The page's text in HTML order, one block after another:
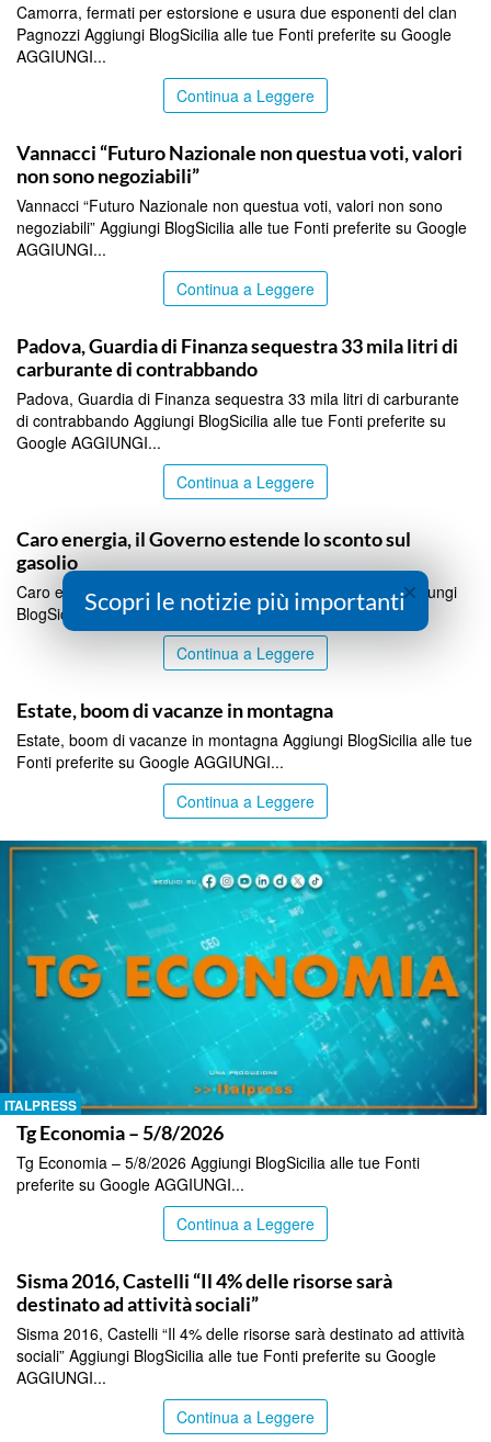
Camorra, fermati per estorsione e usura due esponenti del clan
Pagnozzi Aggiungi BlogSicilia alle tue Fonti preferite su Google
AGGIUNGI...
Continua a Leggere
Vannacci “Futuro Nazionale non questua voti, valori
non sono negoziabili”
Vannacci “Futuro Nazionale non questua voti, valori non sono
negoziabili” Aggiungi BlogSicilia alle tue Fonti preferite su Google
AGGIUNGI...
Continua a Leggere
Padova, Guardia di Finanza sequestra 33 mila litri di
carburante di contrabbando
Padova, Guardia di Finanza sequestra 33 mila litri di carburante
di contrabbando Aggiungi BlogSicilia alle tue Fonti preferite su
Google AGGIUNGI...
Continua a Leggere
Caro energia, il Governo estende lo sconto sul
gasolio
Caro energia, il Governo estende lo sconto sul gasolio Aggiungi
BlogSicilia alle tue Fonti preferite su Google AGGIUNGI...
Continua a Leggere
Estate, boom di vacanze in montagna
Estate, boom di vacanze in montagna Aggiungi BlogSicilia alle tue
Fonti preferite su Google AGGIUNGI...
Continua a Leggere
ITALPRESS
Tg Economia – 5/8/2026
Tg Economia – 5/8/2026 Aggiungi BlogSicilia alle tue Fonti
preferite su Google AGGIUNGI...
Continua a Leggere
Sisma 2016, Castelli “Il 4% delle risorse sarà
destinato ad attività sociali”
Sisma 2016, Castelli “Il 4% delle risorse sarà destinato ad attività
sociali” Aggiungi BlogSicilia alle tue Fonti preferite su Google
AGGIUNGI...
Continua a Leggere
×
Scopri le notizie più importanti